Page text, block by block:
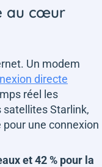
au cœur
Un modem
directe
réel les
Starlink,
une connexion
et 42 % pour la